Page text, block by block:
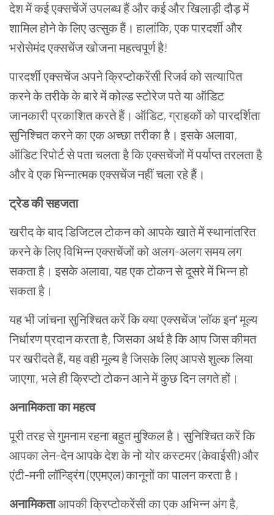
देशमेंकईएक्सचेंजेंउपलब्धहैंऔरकईऔरखिलाड़ीदौड़में
शामिलहोनेकेलिएउत्सुकहैं। हालांकि,एकपारदर्शीऔर
भरोसेमंदएक्सचेंजखोजनामहत्वपूर्णहै!
पारदर्शीएक्सचेंजअपनेक्रिप्टोकरेंसीरिजर्वकोसत्यापित
करनेकेतरीकेकेबारेमेंकोल्डस्टोरेजपतेयाऑडिट
जानकारीप्रकाशितकरतेहैं। ऑडिट, ग्राहकोंकोपारदर्शिता
सुनिश्चितकरनेकाएकअच्छातरीकाहै। इसकेअलावा,
ऑडिटरिपोर्टसेपताचलताहैकिएक्सचेंजोंमेंपर्याप्ततरलताहै
औरवेएकभिन्नात्मकएक्सचेंजनहींचलारहेहैं।
ट्रेडकीसहजता
खरीदकेबादडिजिटलटोकनकोआपकेखातेमेंस्थानांतरित
करनेकेलिएविभिन्नएक्सचेंजोंकोअलग-अलगसमयलग
सकताहै। इसकेअलावा,यहएकटोकनसेदूसरेमेंभिन्नहो
सकताहै।
यहभीजांचनासुनिश्चितकरेंकिक्याएक्सचेंज'लॉकइन'मूल्य
निर्धारणप्रदानकरताहै,जिसकाअर्थहैकिआपजिसकीमत
परखरीदतेहैं, यहवहीमूल्यहैजिसकेलिएआपसेशुल्कलिया
जाएगा, भलेहीक्रिप्टोटोकनआनेमेंकुछदिनलगतेहों।
अनामिकताकामहत्व
पूरीतरहसेगुमनामरहनाबहुतमुश्किलहै। सुनिश्चितकरेंकि
आपकालेन-देनआपकेदेशकेनोयोरकस्टमर(केवाईसी)और
एंटी-मनीलॉन्ड्रिंग(एएमएल)कानूनोंकापालनकरताहै।
अनामिकताआपकीक्रिप्टोकरेंसीकाएकअभिन्नअंगहै,